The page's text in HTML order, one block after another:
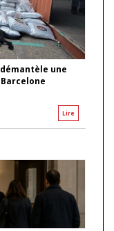
une
Lire